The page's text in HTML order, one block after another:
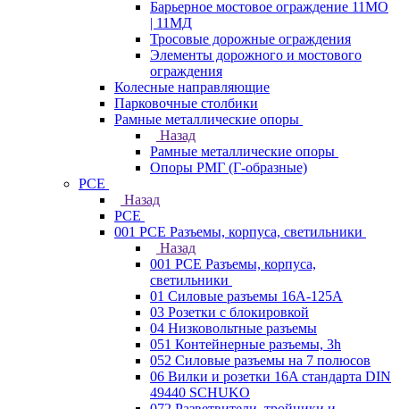
Барьерное мостовое ограждение 11МО
| 11МД
Тросовые дорожные ограждения
Элементы дорожного и мостового
ограждения
Колесные направляющие
Парковочные столбики
Рамные металлические опоры
Назад
Рамные металлические опоры
Опоры РМГ (Г-образные)
PCE
Назад
PCE
001 PCE Разъемы, корпуса, светильники
Назад
001 PCE Разъемы, корпуса,
светильники
01 Силовые разъемы 16А-125А
03 Розетки с блокировкой
04 Низковольтные разъемы
051 Контейнерные разъемы, 3h
052 Силовые разъемы на 7 полюсов
06 Вилки и розетки 16A стандарта DIN
49440 SCHUKO